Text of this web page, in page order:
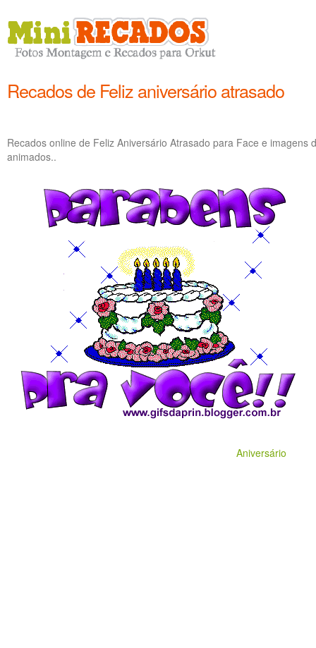
Recados de Feliz aniversário atrasado
Recados online de Feliz Aniversário Atrasado para Face e imagens
animados..
Aniversário